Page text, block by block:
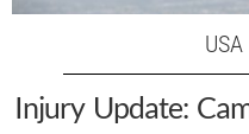
Injury Update: